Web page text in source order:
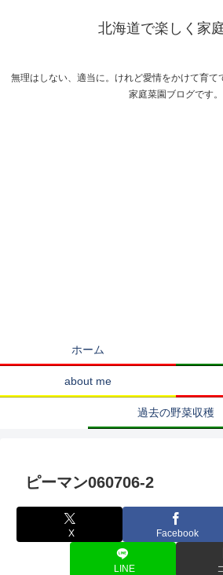
北海道で楽しく家
無理はしない、適当に。けれど愛情をかけて育て
家庭菜園ブログです。
ホーム
about me
過去の野菜収穫
ピーマン060706-2
X Facebook
LINE